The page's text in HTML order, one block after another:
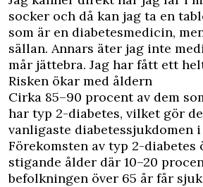
socker och då kan jag ta en
som är en diabetesmedicin,
sällan. Annars äter jag inte
mår jättebra. Jag har fått ett
Risken ökar med åldern
Cirka 85–90 procent av dem
har typ 2-diabetes, vilket gör
vanligaste diabetessjukdomen i
Förekomsten av typ 2-diabetes
stigande ålder där 10–20
befolkningen över 65 år får